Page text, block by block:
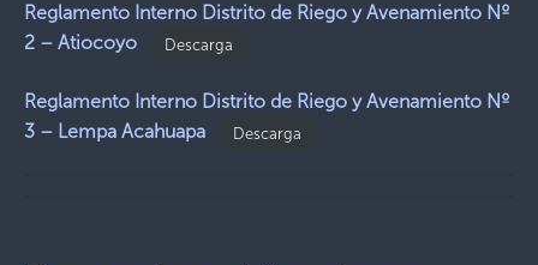
Reglamento Interno Distrito de Riego y Avenamiento Nº
2 – Atiocoyo
Descarga
Reglamento Interno Distrito de Riego y Avenamiento Nº
3 – Lempa Acahuapa
Descarga